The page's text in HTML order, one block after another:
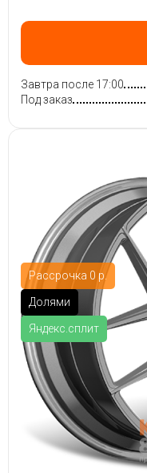
Завтра после 17:00
Под заказ
Рассрочка 0 р.
Долями
Яндекс.сплит